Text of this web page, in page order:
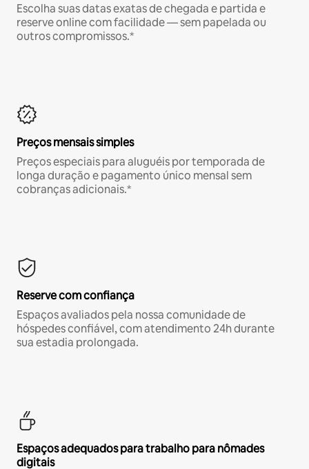
Escolha suas datas exatas de chegada e partida e
reserve online com facilidade — sem papelada ou
outros compromissos.*
Preços mensais simples
Preços especiais para aluguéis por temporada de
longa duração e pagamento único mensal sem
cobranças adicionais.*
Reserve com confiança
Espaços avaliados pela nossa comunidade de
hóspedes confiável, com atendimento 24h durante
sua estadia prolongada.
Espaços adequados para trabalho para nômades
digitais